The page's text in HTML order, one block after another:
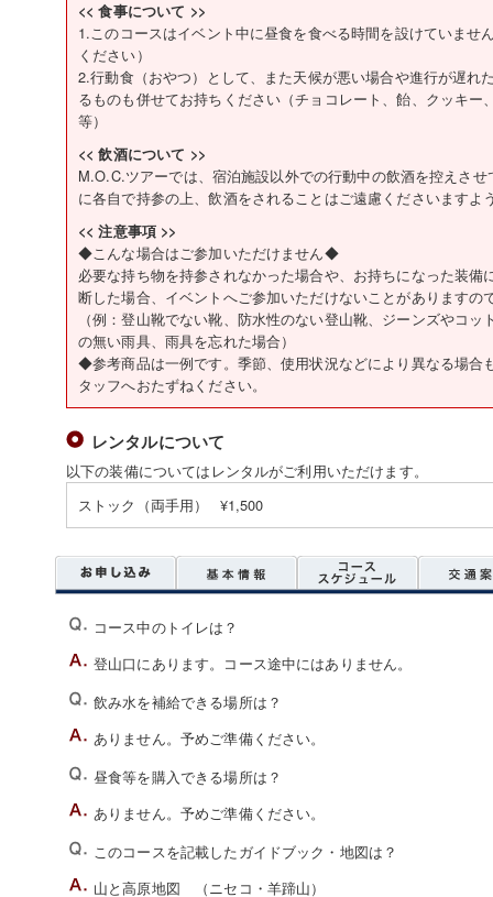
<< 食事について >>
1.このコースはイベント中に昼食を食べる時間を設けていませ
ください）
2.行動食（おやつ）として、また天候が悪い場合や進行が遅れ
るものも併せてお持ちください（チョコレート、飴、クッキ
等）
<< 飲酒について >>
M.O.C.ツアーでは、宿泊施設以外での行動中の飲酒を控えさ
に各自で持参の上、飲酒をされることはご遠慮くださいますよ
<< 注意事項 >>
◆こんな場合はご参加いただけません◆
必要な持ち物を持参されなかった場合や、お持ちになった装
断した場合、イベントへご参加いただけないことがありますの
（例：登山靴でない靴、防水性のない登山靴、ジーンズやコ
の無い雨具、雨具を忘れた場合）
◆参考商品は一例です。季節、使用状況などにより異なる場合
タッフへおたずねください。
レンタルについて
以下の装備についてはレンタルがご利用いただけます。
ストック（両手用） ¥1,500
コース中のトイレは？
登山口にあります。コース途中にはありません。
飲み水を補給できる場所は？
ありません。予めご準備ください。
昼食等を購入できる場所は？
ありません。予めご準備ください。
このコースを記載したガイドブック・地図は？
山と高原地図 （ニセコ・羊蹄山）